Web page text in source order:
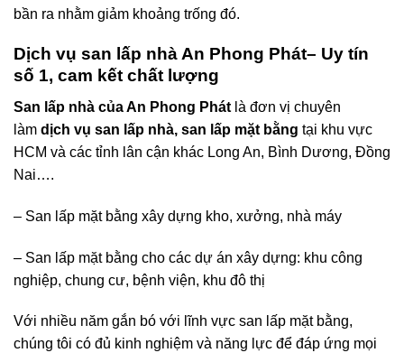
bần ra nhằm giảm khoảng trống đó.
Dịch vụ san lấp nhà An Phong Phát– Uy tín
số 1, cam kết chất lượng
San lấp nhà của An Phong Phát là đơn vị chuyên
làm dịch vụ san lấp nhà, san lấp mặt bằng tại khu vực
HCM và các tỉnh lân cận khác Long An, Bình Dương, Đồng
Nai….
– San lấp mặt bằng xây dựng kho, xưởng, nhà máy
– San lấp mặt bằng cho các dự án xây dựng: khu công
nghiệp, chung cư, bệnh viện, khu đô thị
Với nhiều năm gắn bó với lĩnh vực san lấp mặt bằng,
chúng tôi có đủ kinh nghiệm và năng lực để đáp ứng mọi